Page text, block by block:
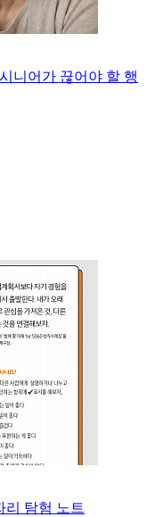
니어가 끊어야 할 행
리 탐험 노트